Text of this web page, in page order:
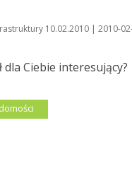
10.02.2010 | 2010-
dla Ciebie interesujący?